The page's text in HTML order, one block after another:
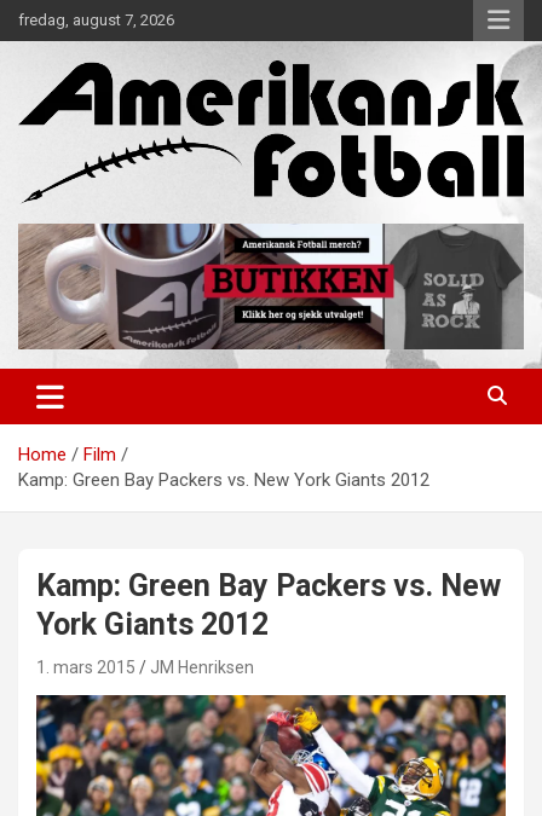
Skip
to
fredag, august 7, 2026
Amerikansk Fotball
Home
Film
Kamp: Green Bay Packers vs. New York Giants 2012
Kamp: Green Bay Packers vs. New
York Giants 2012
1. mars 2015 JM Henriksen